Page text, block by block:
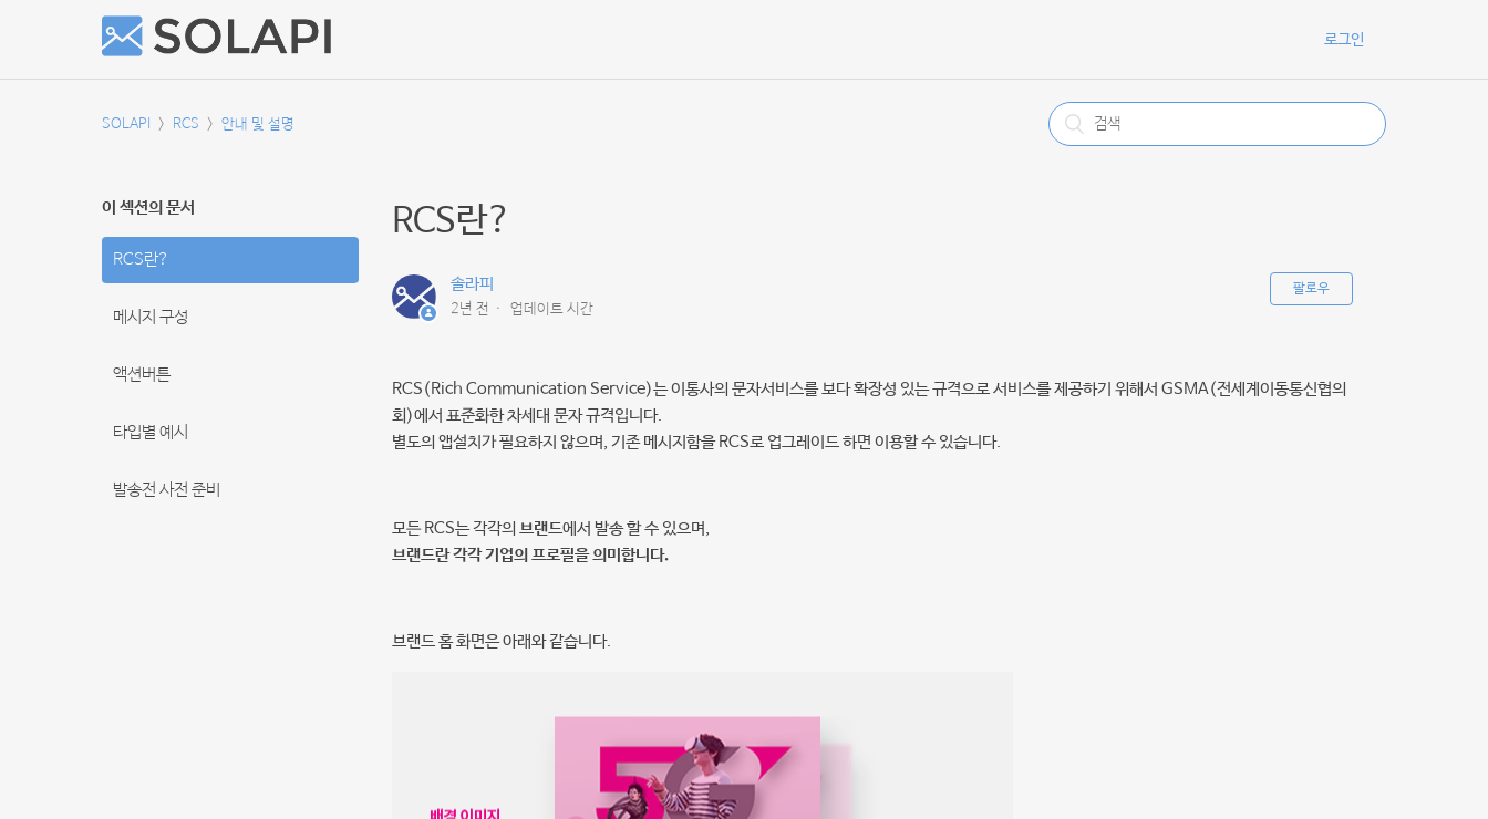
로그인
SOLAPI RCS 안내 및 설명
이 섹션의 문서
RCS란?
메시지 구성
액션버튼
타입별 예시
발송전 사전 준비
RCS란?
솔라피
2년 전 업데이트 시간
팔로우
RCS(Rich Communication Service)는 이통사의 문자서비스를 보다 확장성 있는 규격으로 서비스를 제공하기 위해서 GSMA(전세계이동통신협의
회)에서 표준화한 차세대 문자 규격입니다.
별도의 앱설치가 필요하지 않으며, 기존 메시지함을 RCS로 업그레이드 하면 이용할 수 있습니다.
모든 RCS는 각각의 브랜드에서 발송 할 수 있으며,
브랜드란 각각 기업의 프로필을 의미합니다.
브랜드 홈 화면은 아래와 같습니다.